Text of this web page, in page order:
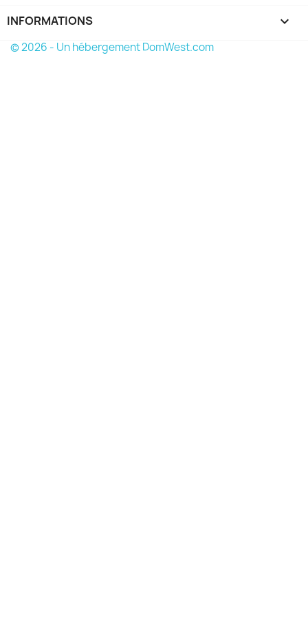
INFORMATIONS keyboard_arrow_down
© 2026 - Un hébergement DomWest.com